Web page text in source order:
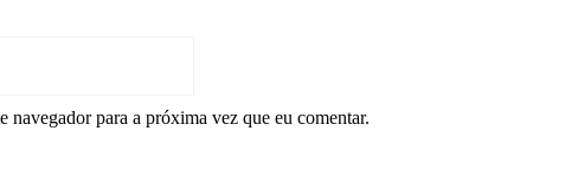
navegador para a próxima vez que eu comentar.